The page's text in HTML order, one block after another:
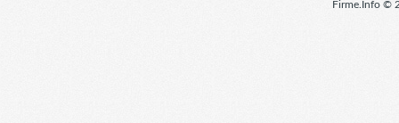
Firme.Info ©